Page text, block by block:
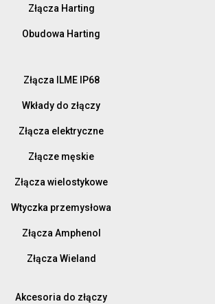
Złącza Harting
Obudowa Harting
Złącza ILME IP68
Wkłady do złączy
Złącza elektryczne
Złącze męskie
Złącza wielostykowe
Wtyczka przemysłowa
Złącza Amphenol
Złącza Wieland
Akcesoria do złączy